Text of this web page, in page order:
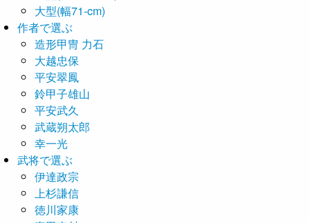
大型(幅71-cm)
作者で選ぶ
造形甲冑 力石
大越忠保
平安翠鳳
鈴甲子雄山
平安武久
武蔵朔太郎
幸一光
武将で選ぶ
伊達政宗
上杉謙信
徳川家康